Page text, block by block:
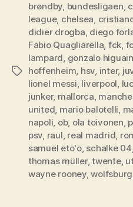
Tags
brøndby, bundesligaen,
league, chelsea,
didier drogba, diego
Fabio Quagliarella, fck,
lampard, gonzalo higuain
hoffenheim, hsv, inter,
lionel messi, liverpool,
junker, mallorca,
united, mario balotelli,
napoli, ob, ola toivonen,
psv, raul, real madrid,
samuel eto'o, schalke 04,
thomas müller,twente,
wayne rooney,wolfsburg